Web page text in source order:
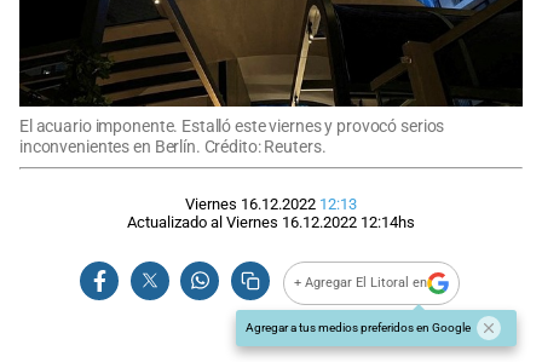
El acuario imponente. Estalló este viernes y provocó serios
inconvenientes en Berlín. Crédito: Reuters.
Viernes 16.12.2022 12:13
Actualizado al Viernes 16.12.2022 12:14hs
+ Agregar El Litoral en
Agregar a tus medios preferidos en Google